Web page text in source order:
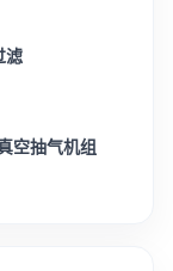
滤
空抽气机组